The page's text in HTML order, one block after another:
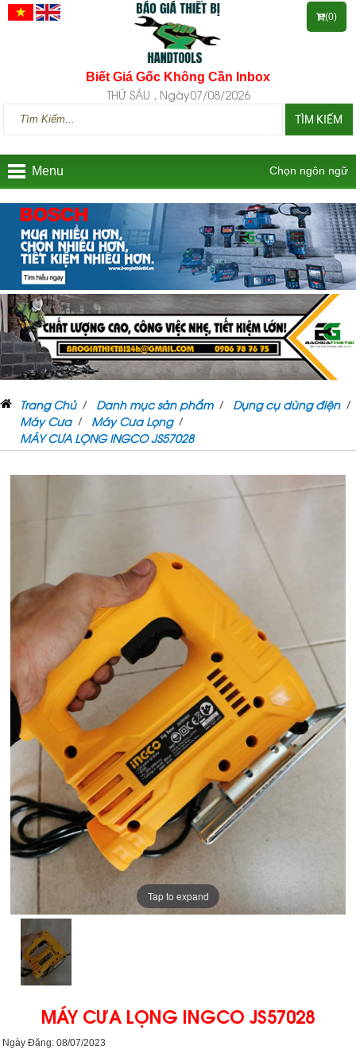
Biết Giá Gốc Không Cần Inbox
THỨ SÁU , Ngày07/08/2026
TÌM KIẾM
Menu Chọn ngôn ngữ
(0)
Trang Chủ Danh mục sản phẩm
Dụng cụ dùng điện
Máy Cưa
Máy Cưa Lọng
MÁY CƯA LỌNG INGCO JS57028
Tap to expand
MÁY CƯA LỌNG INGCO JS57028
Ngày Đăng: 08/07/2023